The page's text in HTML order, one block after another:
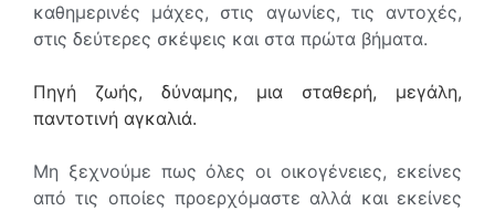
καθημερινές μάχες, στις αγωνίες, τις αντοχές,
στις δεύτερες σκέψεις και στα πρώτα βήματα.
Πηγή ζωής, δύναμης, μια σταθερή, μεγάλη,
παντοτινή αγκαλιά.
Μη ξεχνούμε πως όλες οι οικογένειες, εκείνες
από τις οποίες προερχόμαστε αλλά και εκείνες